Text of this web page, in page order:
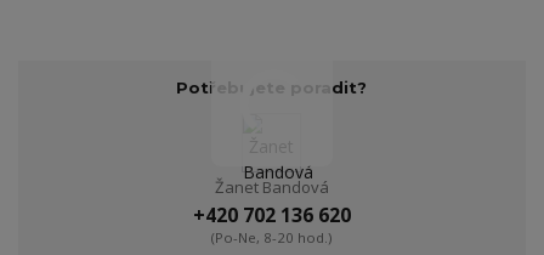
Potřebujete poradit?
Žanet Bandová
+420 702 136 620
(Po-Ne, 8-20 hod.)